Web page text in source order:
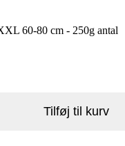
60-80 cm - 250g antal
Tilføj til kurv